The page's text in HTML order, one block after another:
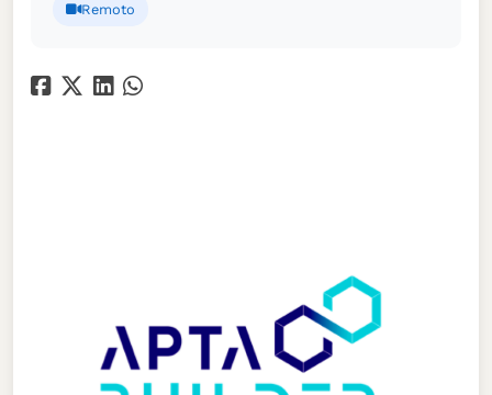
Remoto